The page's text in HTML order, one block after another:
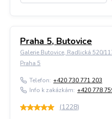
Praha 5, Butovice
Galerie Butovice, Radlická 520/
Praha 5
Telefon: +420 730 771 203
Info k zakázkám: +420 778
(1228)